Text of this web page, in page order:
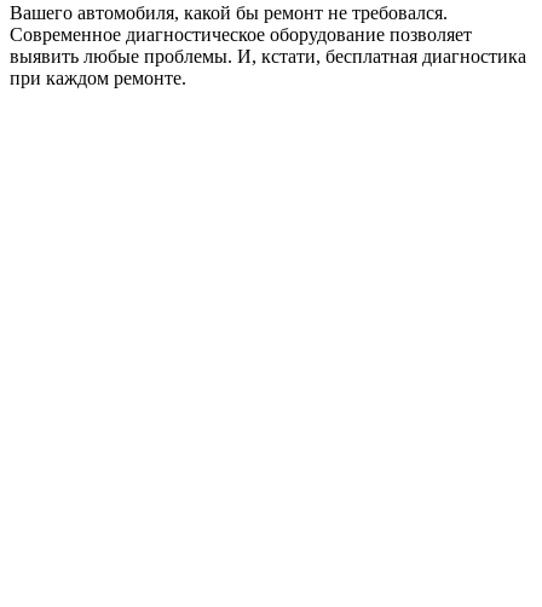
Вашего автомобиля, какой бы ремонт не требовался.
Современное диагностическое оборудование позволяет
выявить любые проблемы. И, кстати, бесплатная диагностика
при каждом ремонте.